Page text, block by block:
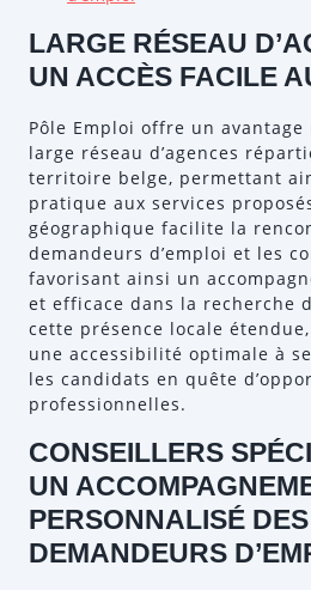
LARGE RÉSEAU
UN ACCÈS FACILE
Pôle Emploi offre un avantage
large réseau d’agences
territoire belge, permettant
pratique aux services
géographique facilite la
demandeurs d’emploi et les
favorisant ainsi un
et efficace dans la recherche
cette présence locale
une accessibilité optimale à
les candidats en quête
professionnelles.
CONSEILLERS
UN
PERSONNALISÉ DES
DEMANDEURS